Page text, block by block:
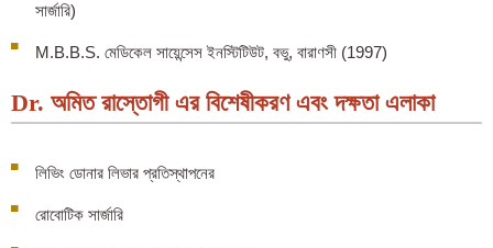
সার্জারি)
M.B.B.S. মেডিকেল সায়েন্সেস ইনস্টিটিউট, বভু, বারাণসী (1997)
Dr. অমিত রাস্তোগী এর বিশেষীকরণ এবং দক্ষতা এলাকা
লিভিং ডোনার লিভার প্রতিস্থাপনের
রোবোটিক সার্জারি